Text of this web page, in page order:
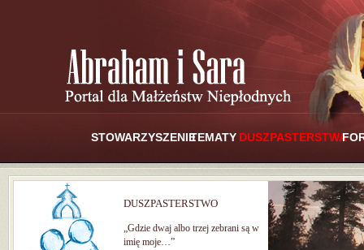
STOWARZYSZENIETEMATY DUSZPASTERSTWA
DUSZPASTERSTWO
„Gdzie dwaj albo trzej zebrani są w
imię moje…”